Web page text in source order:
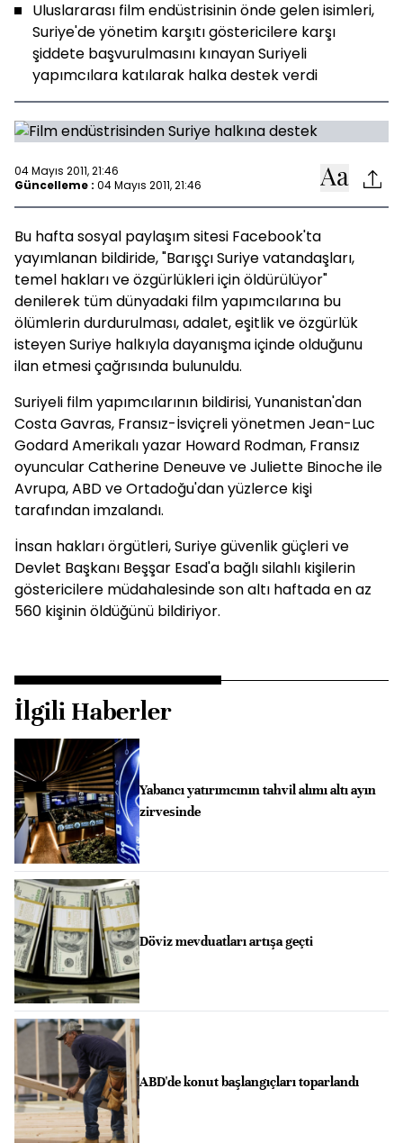
Uluslararası film endüstrisinin önde gelen isimleri,
Suriye'de yönetim karşıtı göstericilere karşı
şiddete başvurulmasını kınayan Suriyeli
yapımcılara katılarak halka destek verdi
04 Mayıs 2011, 21:46
Güncelleme : 04 Mayıs 2011, 21:46
Bu hafta sosyal paylaşım sitesi Facebook'ta
yayımlanan bildiride, "Barışçı Suriye vatandaşları,
temel hakları ve özgürlükleri için öldürülüyor"
denilerek tüm dünyadaki film yapımcılarına bu
ölümlerin durdurulması, adalet, eşitlik ve özgürlük
isteyen Suriye halkıyla dayanışma içinde olduğunu
ilan etmesi çağrısında bulunuldu.
Suriyeli film yapımcılarının bildirisi, Yunanistan'dan
Costa Gavras, Fransız-İsviçreli yönetmen Jean-Luc
Godard Amerikalı yazar Howard Rodman, Fransız
oyuncular Catherine Deneuve ve Juliette Binoche ile
Avrupa, ABD ve Ortadoğu'dan yüzlerce kişi
tarafından imzalandı.
İnsan hakları örgütleri, Suriye güvenlik güçleri ve
Devlet Başkanı Beşşar Esad'a bağlı silahlı kişilerin
göstericilere müdahalesinde son altı haftada en az
560 kişinin öldüğünü bildiriyor.
İlgili Haberler
Yabancı yatırımcının tahvil alımı altı ayın
zirvesinde
Döviz mevduatları artışa geçti
ABD'de konut başlangıçları toparlandı